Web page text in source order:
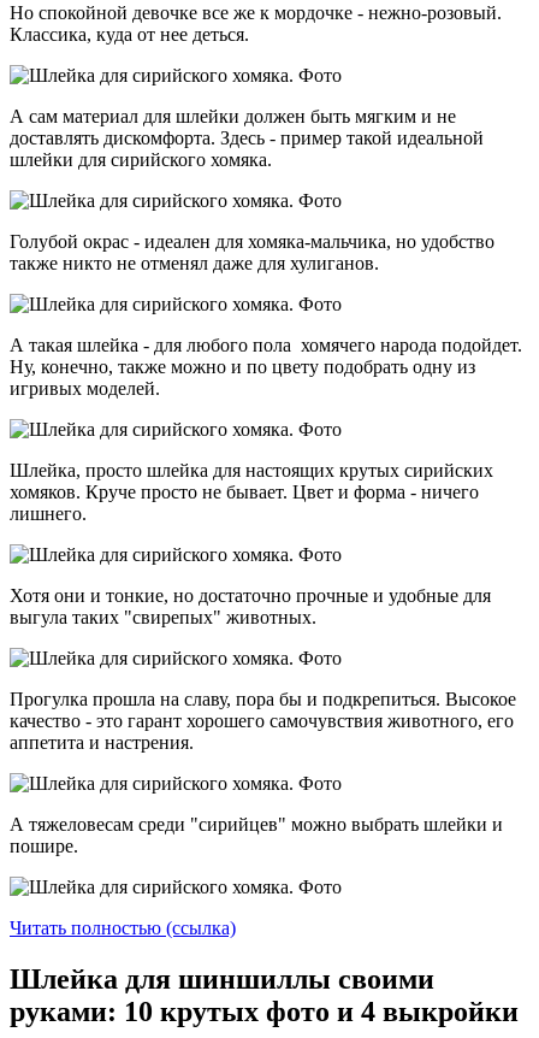
Но спокойной девочке все же к мордочке - нежно-розовый.
Классика, куда от нее деться.
А сам материал для шлейки должен быть мягким и не
доставлять дискомфорта. Здесь - пример такой идеальной
шлейки для сирийского хомяка.
Голубой окрас - идеален для хомяка-мальчика, но удобство
также никто не отменял даже для хулиганов.
А такая шлейка - для любого пола хомячего народа подойдет.
Ну, конечно, также можно и по цвету подобрать одну из
игривых моделей.
Шлейка, просто шлейка для настоящих крутых сирийских
хомяков. Круче просто не бывает. Цвет и форма - ничего
лишнего.
Хотя они и тонкие, но достаточно прочные и удобные для
выгула таких "свирепых" животных.
Прогулка прошла на славу, пора бы и подкрепиться. Высокое
качество - это гарант хорошего самочувствия животного, его
аппетита и настрения.
А тяжеловесам среди "сирийцев" можно выбрать шлейки и
пошире.
Читать полностью (ссылка)
Шлейка для шиншиллы своими
руками: 10 крутых фото и 4 выкройки